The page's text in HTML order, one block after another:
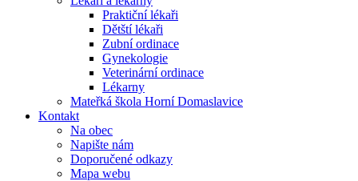
Praktiční lékaři
Dětští lékaři
Zubní ordinace
Gynekologie
Veterinární ordinace
Lékarny
Mateřká škola Horní Domaslavice
Kontakt
Na obec
Napište nám
Doporučené odkazy
Mapa webu